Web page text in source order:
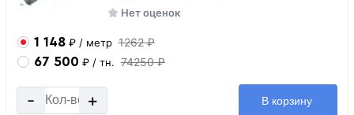
Нет оценок
1 148 ₽ / метр 1262 ₽
67 500 ₽ / тн. 74250 ₽
- + В корзину